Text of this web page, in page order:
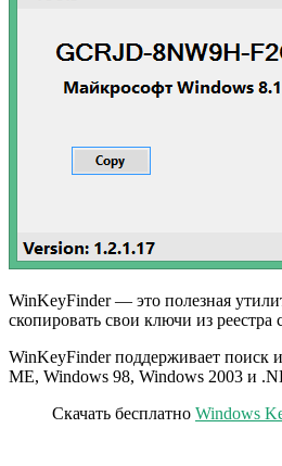
WinKeyFinder — это полезная
скопировать свои ключи из
WinKeyFinder поддерживает поиск
ME, Windows 98, Windows 2003 и
Скачать бесплатно Windows